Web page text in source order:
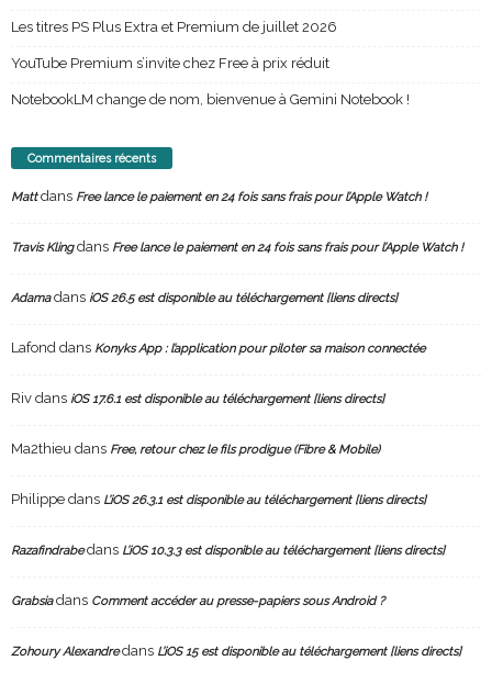
Les titres PS Plus Extra et Premium de juillet 2026
YouTube Premium s’invite chez Free à prix réduit
NotebookLM change de nom, bienvenue à Gemini Notebook !
Commentaires récents
Mattdans Free lance le paiement en 24 fois sans frais pour l’Apple Watch !
Travis Klingdans Free lance le paiement en 24 fois sans frais pour l’Apple Watch !
Adamadans iOS 26.5 est disponible au téléchargement [liens directs]
Lafond dans Konyks App : l’application pour piloter sa maison connectée
Riv dans iOS 17.6.1 est disponible au téléchargement [liens directs]
Ma2thieu dans Free, retour chez le fils prodigue (Fibre & Mobile)
Philippe dans L’iOS 26.3.1 est disponible au téléchargement [liens directs]
Razafindrabedans L’iOS 10.3.3 est disponible au téléchargement [liens directs]
Grabsiadans Comment accéder au presse-papiers sous Android ?
Zohoury Alexandredans L’iOS 15 est disponible au téléchargement [liens directs]